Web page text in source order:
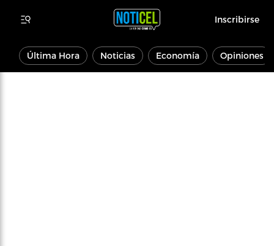
Inscribirse
Última Hora Noticias Economía Opiniones